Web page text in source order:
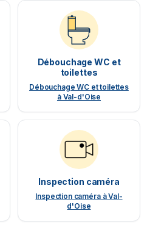
Débouchage WC et
toilettes
Débouchage WC et toilettes
à Val-d'Oise
Inspection caméra
Inspection caméra à Val-
d'Oise